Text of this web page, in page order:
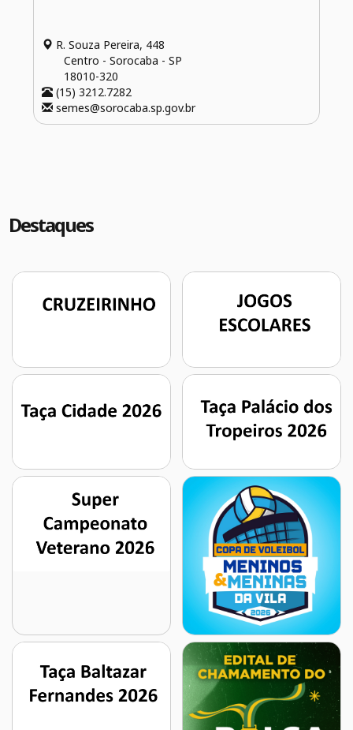
R. Souza Pereira, 448
Centro - Sorocaba - SP
18010-320
(15) 3212.7282
semes@sorocaba.sp.gov.br
Destaques